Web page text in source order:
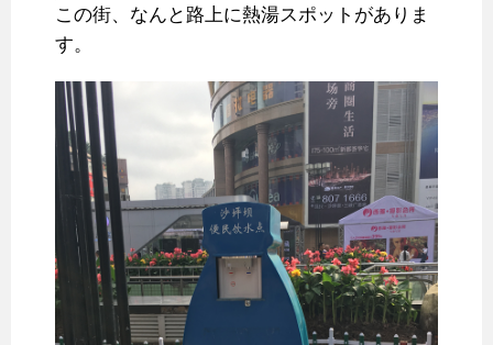
この街、なんと路上に熱湯スポットがありま
す。